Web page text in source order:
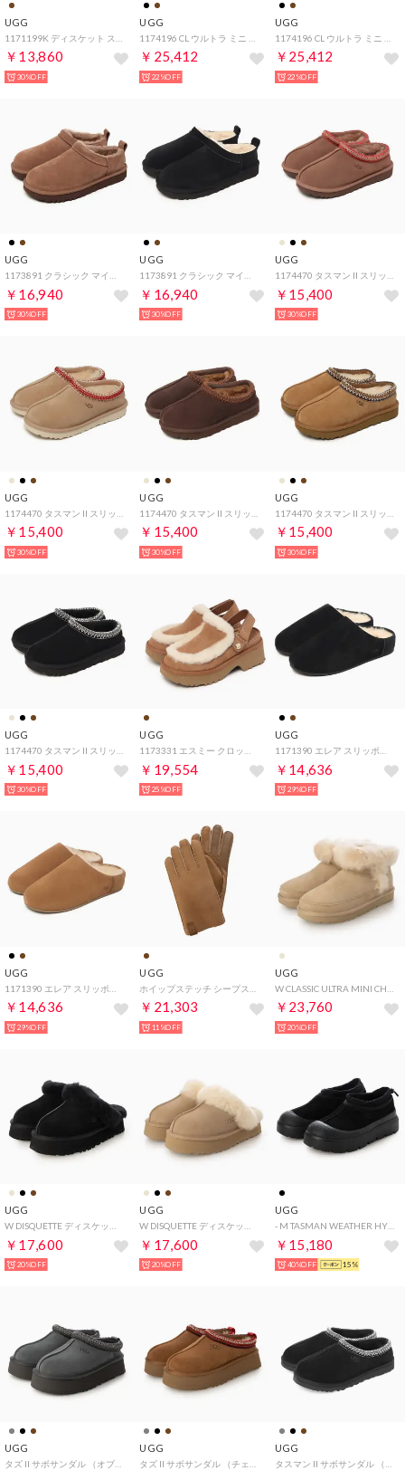
UGG
￥13,860
30%OFF
UGG
￥25,412
22%OFF
UGG
￥25,412
22%OFF
UGG
￥16,940
30%OFF
UGG
￥16,940
30%OFF
UGG
￥15,400
30%OFF
UGG
￥15,400
30%OFF
UGG
￥15,400
30%OFF
UGG
￥15,400
30%OFF
UGG
￥15,400
30%OFF
UGG
￥19,554
25%OFF
UGG
￥14,636
29%OFF
UGG
￥14,636
29%OFF
UGG
￥21,303
11%OFF
UGG
￥23,760
20%OFF
UGG
￥17,600
20%OFF
UGG
￥17,600
20%OFF
UGG
- M TASMAN WEATHER HYBRID 【1144096-BBLC】 （BBLC）
￥15,180
40%OFF 15%
UGG UGG UGG